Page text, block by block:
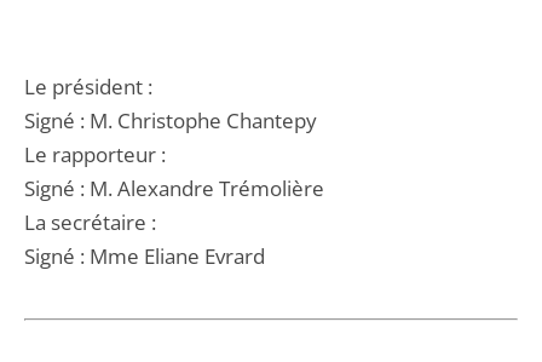
Le président :
Signé : M. Christophe Chantepy
Le rapporteur :
Signé : M. Alexandre Trémolière
La secrétaire :
Signé : Mme Eliane Evrard